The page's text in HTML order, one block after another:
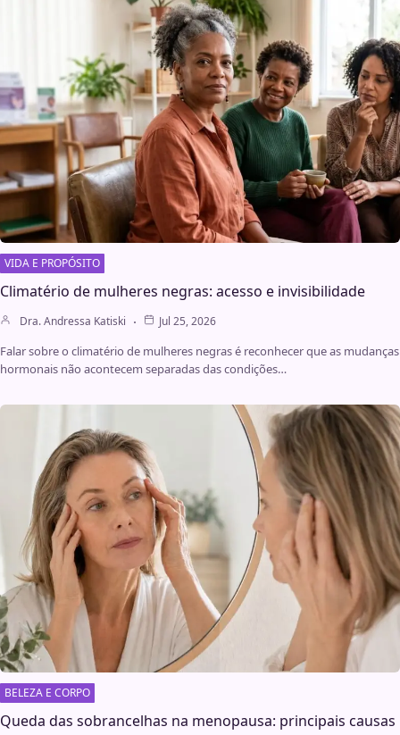
VIDA E PROPÓSITO
Climatério de mulheres negras: acesso e invisibilidade
Dra. Andressa Katiski Jul 25, 2026
Falar sobre o climatério de mulheres negras é reconhecer que as mudanças
hormonais não acontecem separadas das condições…
BELEZA E CORPO
Queda das sobrancelhas na menopausa: principais causas